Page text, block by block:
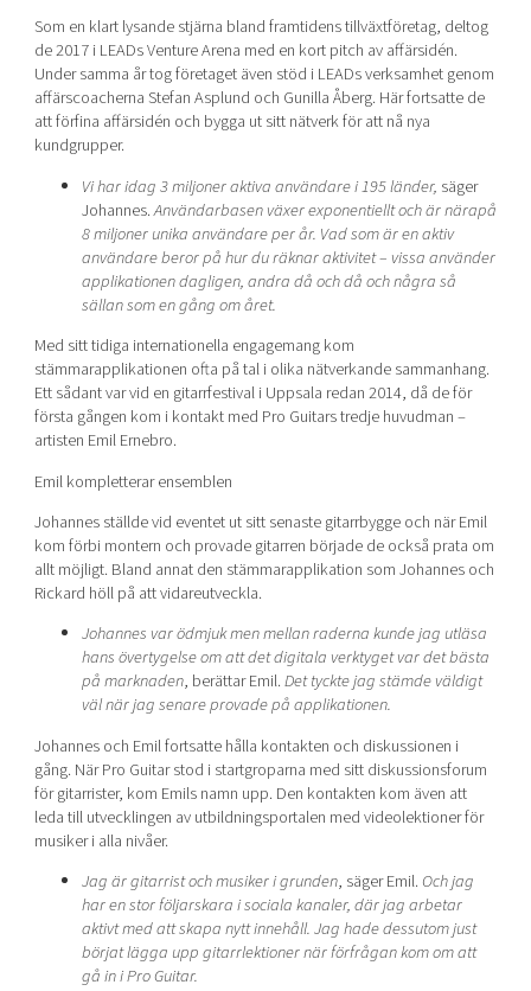
Som en klart lysande stjärna bland framtidens tillväxtföretag, deltog
de 2017 i LEADs Venture Arena med en kort pitch av affärsidén.
Under samma år tog företaget även stöd i LEADs verksamhet genom
affärscoacherna Stefan Asplund och Gunilla Åberg. Här fortsatte de
att förfina affärsidén och bygga ut sitt nätverk för att nå nya
kundgrupper.
Vi har idag 3 miljoner aktiva användare i 195 länder, säger
Johannes.Användarbasen växer exponentiellt och är närapå
8 miljoner unika användare per år. Vad som är en aktiv
användare beror på hur du räknar aktivitet – vissa använder
applikationen dagligen, andra då och då och några så
sällan som en gång om året.
Med sitt tidiga internationella engagemang kom
stämmarapplikationen ofta på tal i olika nätverkande sammanhang.
Ett sådant var vid en gitarrfestival i Uppsala redan 2014, då de för
första gången kom i kontakt med Pro Guitars tredje huvudman –
artisten Emil Ernebro.
Emil kompletterar ensemblen
Johannes ställde vid eventet ut sitt senaste gitarrbygge och när Emil
kom förbi montern och provade gitarren började de också prata om
allt möjligt. Bland annat den stämmarapplikation som Johannes och
Rickard höll på att vidareutveckla.
Johannes var ödmjuk men mellan raderna kunde jag utläsa
hans övertygelse om att det digitala verktyget var det bästa
på marknaden, berättar Emil.Det tyckte jag stämde väldigt
väl när jag senare provade på applikationen.
Johannes och Emil fortsatte hålla kontakten och diskussionen i
gång. När Pro Guitar stod i startgroparna med sitt diskussionsforum
för gitarrister, kom Emils namn upp. Den kontakten kom även att
leda till utvecklingen av utbildningsportalen med videolektioner för
musiker i alla nivåer.
Jag är gitarrist och musiker i grunden, säger Emil. Och jag
har en stor följarskara i sociala kanaler, där jag arbetar
aktivt med att skapa nytt innehåll. Jag hade dessutom just
börjat lägga upp gitarrlektioner när förfrågan kom om att
gå in i Pro Guitar.